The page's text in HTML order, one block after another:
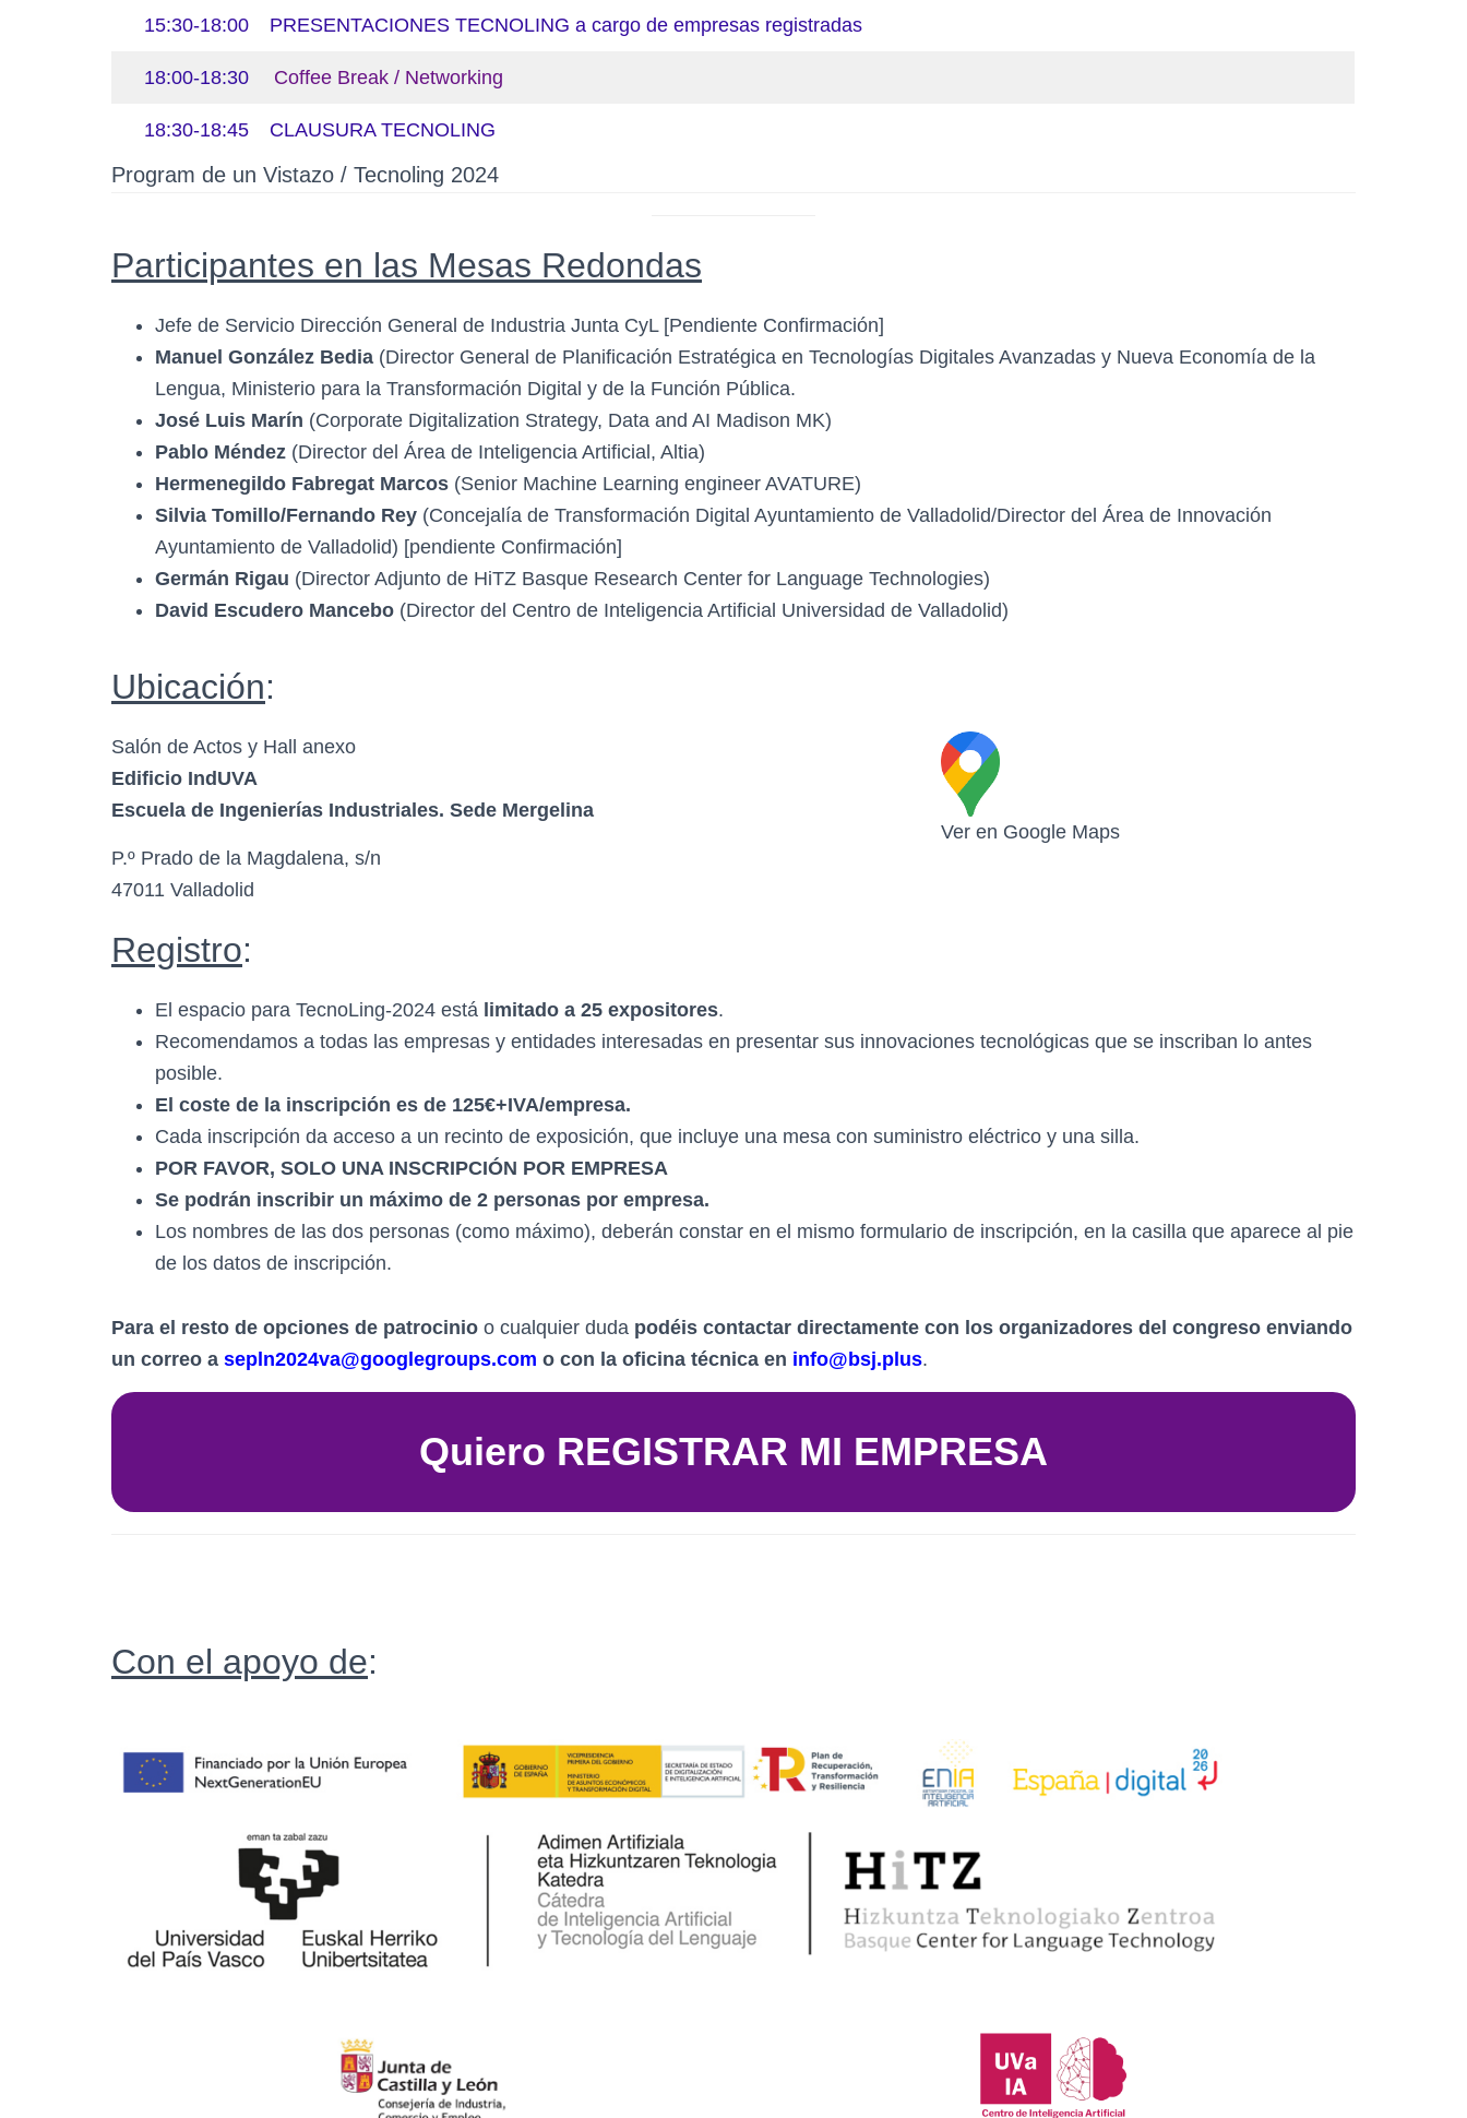
15:30-18:00 PRESENTACIONES TECNOLING a cargo de empresas registradas
18:00-18:30 Coffee Break / Networking
18:30-18:45 CLAUSURA TECNOLING
Program de un Vistazo / Tecnoling 2024
Participantes en las Mesas Redondas
Jefe de Servicio Dirección General de Industria Junta CyL [Pendiente Confirmación]
Manuel González Bedia (Director General de Planificación Estratégica en Tecnologías Digitales Avanzadas y Nueva Economía de la
Lengua, Ministerio para la Transformación Digital y de la Función Pública.
José Luis Marín (Corporate Digitalization Strategy, Data and AI Madison MK)
Pablo Méndez (Director del Área de Inteligencia Artificial, Altia)
Hermenegildo Fabregat Marcos (Senior Machine Learning engineer AVATURE)
Silvia Tomillo/Fernando Rey (Concejalía de Transformación Digital Ayuntamiento de Valladolid/Director del Área de Innovación
Ayuntamiento de Valladolid) [pendiente Confirmación]
Germán Rigau (Director Adjunto de HiTZ Basque Research Center for Language Technologies)
David Escudero Mancebo (Director del Centro de Inteligencia Artificial Universidad de Valladolid)
Ubicación:
Salón de Actos y Hall anexo
Edificio IndUVA
Escuela de Ingenierías Industriales. Sede Mergelina
P.º Prado de la Magdalena, s/n
47011 Valladolid
Ver en Google Maps
Registro:
El espacio para TecnoLing-2024 está limitado a 25 expositores.
Recomendamos a todas las empresas y entidades interesadas en presentar sus innovaciones tecnológicas que se inscriban lo antes
posible.
El coste de la inscripción es de 125€+IVA/empresa.
Cada inscripción da acceso a un recinto de exposición, que incluye una mesa con suministro eléctrico y una silla.
POR FAVOR, SOLO UNA INSCRIPCIÓN POR EMPRESA
Se podrán inscribir un máximo de 2 personas por empresa.
Los nombres de las dos personas (como máximo), deberán constar en el mismo formulario de inscripción, en la casilla que aparece al pie
de los datos de inscripción.
Para el resto de opciones de patrocinio o cualquier duda podéis contactar directamente con los organizadores del congreso enviando
un correo a sepln2024va@googlegroups.com o con la oficina técnica en info@bsj.plus.
Quiero REGISTRAR MI EMPRESA
Con el apoyo de: